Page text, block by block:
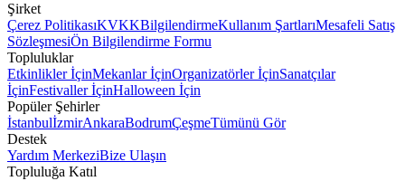
Şirket
Çerez PolitikasıKVKKBilgilendirmeKullanım ŞartlarıMesafeli Satış
SözleşmesiÖn Bilgilendirme Formu
Topluluklar
Etkinlikler İçinMekanlar İçinOrganizatörler İçinSanatçılar
İçinFestivaller İçinHalloween İçin
Popüler Şehirler
İstanbulİzmirAnkaraBodrumÇeşmeTümünü Gör
Destek
Yardım MerkeziBize Ulaşın
Topluluğa Katıl